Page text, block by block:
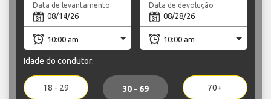
Data de levantamento Data de devolução
Idade do condutor:
18 - 29 30 - 69 70+